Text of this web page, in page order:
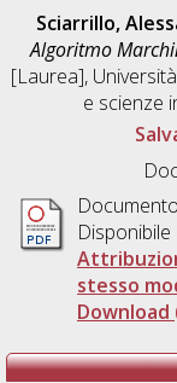
Sciarrillo,
Algoritmo
[Laurea],
e scienze
stesso
Download